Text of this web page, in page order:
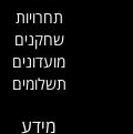
תחרויות
שחקנים
מועדונים
תשלומים
מידע